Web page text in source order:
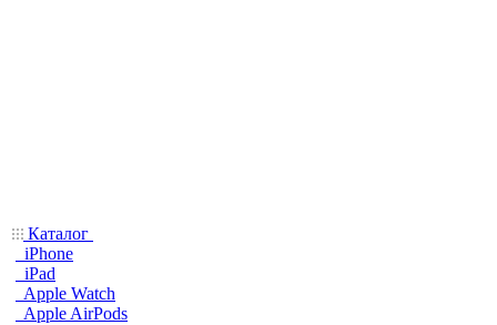
Каталог
iPhone
iPad
Apple Watch
Apple AirPods